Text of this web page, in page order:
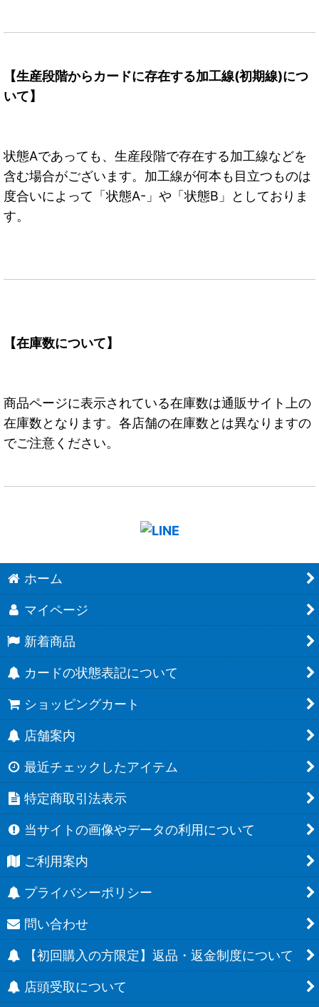
【生産段階からカードに存在する加工線(初期線)につ
いて】
状態Aであっても、生産段階で存在する加工線などを
含む場合がございます。加工線が何本も目立つものは
度合いによって「状態A-」や「状態B」としておりま
す。
【在庫数について】
商品ページに表示されている在庫数は通販サイト上の
在庫数となります。各店舗の在庫数とは異なりますの
でご注意ください。
ホーム
マイページ
新着商品
カードの状態表記について
ショッピングカート
店舗案内
最近チェックしたアイテム
特定商取引法表示
当サイトの画像やデータの利用について
ご利用案内
プライバシーポリシー
問い合わせ
【初回購入の方限定】返品・返金制度について
店頭受取について